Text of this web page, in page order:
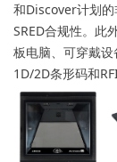
和Discover计划
SRED合规性。此
板电脑、可穿戴
1D/2D条形码和